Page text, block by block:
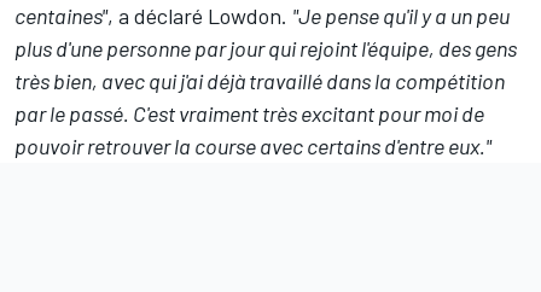
centaines", a déclaré Lowdon. "Je pense qu'il y a un peu
plus d'une personne par jour qui rejoint l'équipe, des gens
très bien, avec qui j'ai déjà travaillé dans la compétition
par le passé. C'est vraiment très excitant pour moi de
pouvoir retrouver la course avec certains d'entre eux."